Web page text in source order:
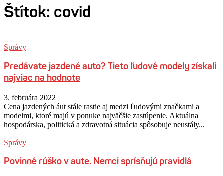
Štítok: covid
Správy
Predávate jazdené auto? Tieto ľudové modely získali
najviac na hodnote
3. februára 2022
Cena jazdených áut stále rastie aj medzi ľudovými značkami a
modelmi, ktoré majú v ponuke najväčšie zastúpenie. Aktuálna
hospodárska, politická a zdravotná situácia spôsobuje neustály...
Správy
Povinné rúško v aute. Nemci sprísňujú pravidlá